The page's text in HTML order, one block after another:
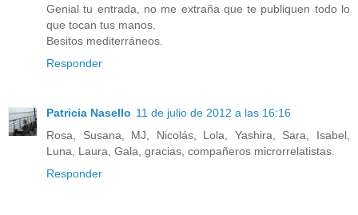
Genial tu entrada, no me extraña que te publiquen todo lo
que tocan tus manos.
Besitos mediterráneos.
Responder
Patricia Nasello 11 de julio de 2012 a las 16:16
Rosa, Susana, MJ, Nicolás, Lola, Yashira, Sara, Isabel,
Luna, Laura, Gala, gracias, compañeros microrrelatistas.
Responder